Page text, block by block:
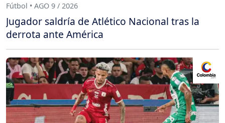
Fútbol • AGO 9 / 2026
Jugador saldría de Atlético Nacional tras la
derrota ante América